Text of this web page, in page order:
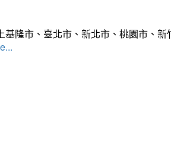
隆市、臺北市、新北市、桃園市、